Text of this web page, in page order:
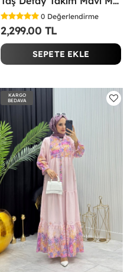
0 Değerlendirme
2,299.00 TL
SEPETE EKLE
KARGO
BEDAVA